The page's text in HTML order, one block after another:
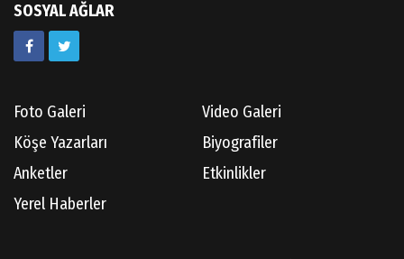
SOSYAL AĞLAR
Foto Galeri
Video Galeri
Köşe Yazarları
Biyografiler
Anketler
Etkinlikler
Yerel Haberler